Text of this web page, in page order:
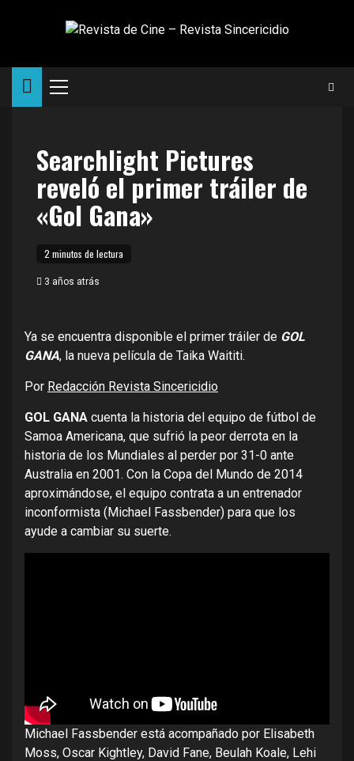
Menú
Searchlight Pictures
reveló el primer tráiler de
«Gol Gana»
2 minutos de lectura
3 años atrás
Ya se encuentra disponible el primer tráiler de GOL
GANA, la nueva película de Taika Waititi.
Por Redacción Revista Sincericidio
GOL GANA cuenta la historia del equipo de fútbol de
Samoa Americana, que sufrió la peor derrota en la
historia de los Mundiales al perder por 31-0 ante
Australia en 2001. Con la Copa del Mundo de 2014
aproximándose, el equipo contrata a un entrenador
inconformista (Michael Fassbender) para que los
ayude a cambiar su suerte.
Michael Fassbender está acompañado por Elisabeth
Moss, Oscar Kightley, David Fane, Beulah Koale, Lehi